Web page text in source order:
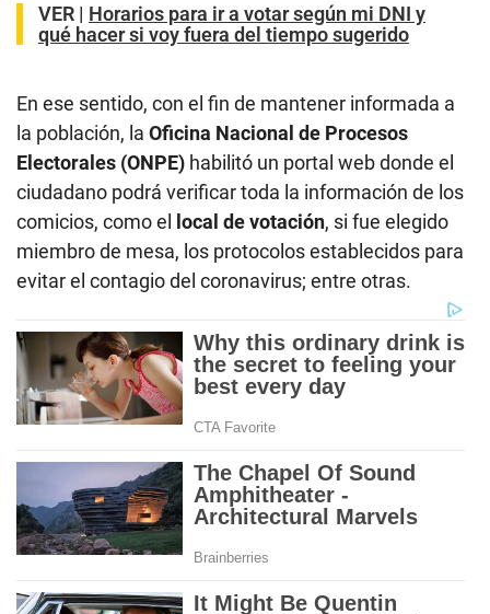
VER | Horarios para ir a votar según mi DNI y
qué hacer si voy fuera del tiempo sugerido
En ese sentido, con el fin de mantener informada a
la población, la Oficina Nacional de Procesos
Electorales (ONPE) habilitó un portal web donde el
ciudadano podrá verificar toda la información de los
comicios, como el local de votación, si fue elegido
miembro de mesa, los protocolos establecidos para
evitar el contagio del coronavirus; entre otras.